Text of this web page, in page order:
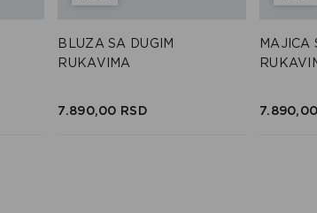
BLUZA SA DUGIM
RUKAVIMA
7.890,00 RSD
MAJICA
7.890,